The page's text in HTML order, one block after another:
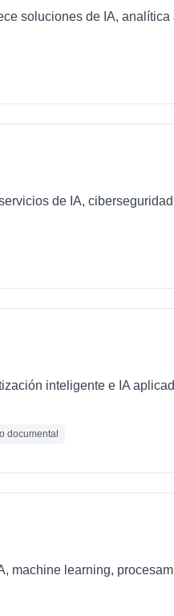
soluciones de IA,
de IA,
inteligente e IA
documental
machine learning,